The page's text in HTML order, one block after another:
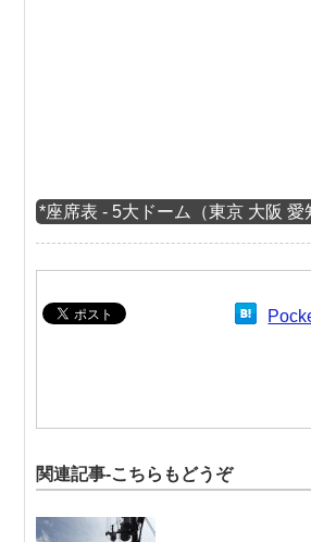
*座席表 - 5大ドーム（東京 大阪 愛
関連記事-こちらもどうぞ